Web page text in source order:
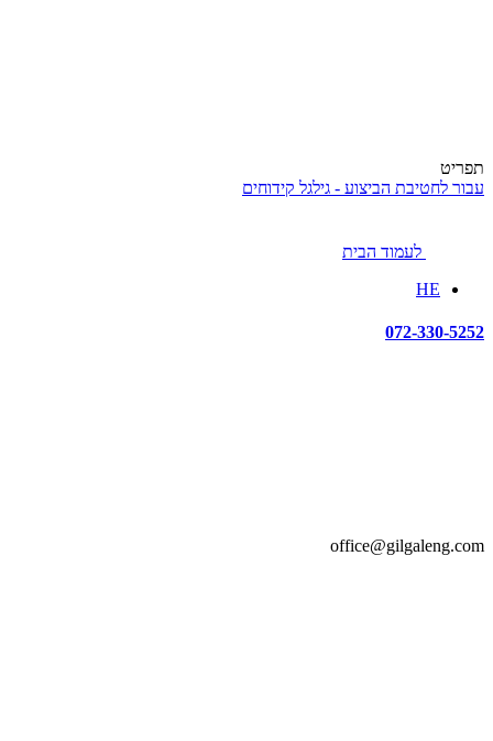
תפריט
עבור לחטיבת הביצוע - גילגל קידוחים
לעמוד הבית
HE
072-330-5252
office@gilgaleng.com